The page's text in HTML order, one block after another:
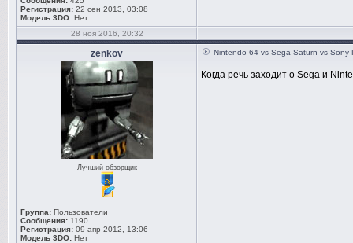
Регистрация: 22 сен 2013, 03:08
Модель 3DO: Нет
28 ноя 2016, 20:32
zenkov
Лучший обзорщик
Группа: Пользователи
Сообщения: 1190
Регистрация: 09 апр 2012, 13:06
Модель 3DO: Нет
Nintendo 64 vs Sega Saturn vs Sony
Когда речь заходит о Sega и